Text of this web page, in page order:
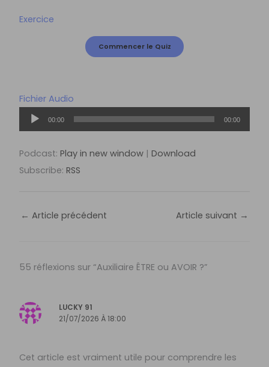
Exercice
Fichier Audio
Lecteur
audio
00:00 00:00
Podcast:Play in new window |Download
Subscribe:RSS
← Article précédent Article suivant →
55 réflexions sur “Auxiliaire ÊTRE ou AVOIR ?”
LUCKY 91
21/07/2026 À 18:00
Cet article est vraiment utile pour comprendre les